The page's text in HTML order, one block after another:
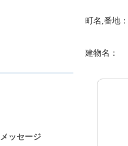
町名,番地：
建物名：
メッセージ